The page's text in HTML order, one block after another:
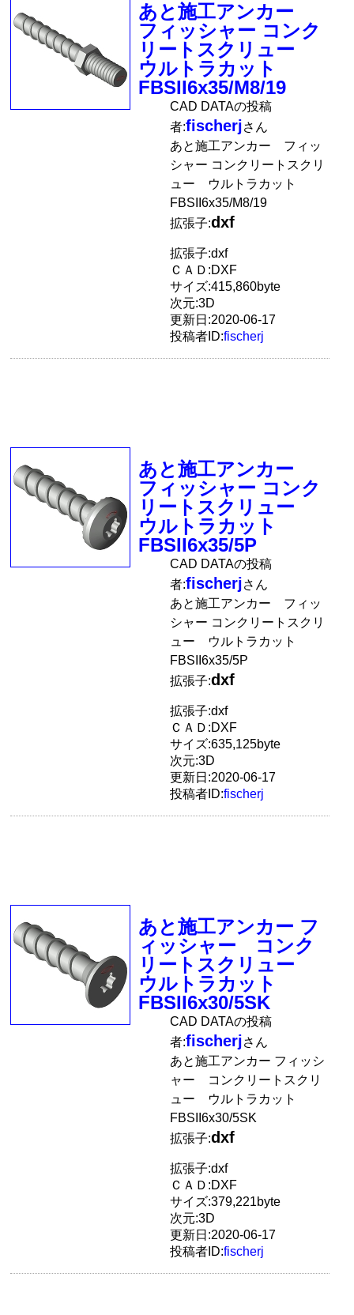
あと施工アンカー
フィッシャー コンク
リートスクリュー
ウルトラカット
FBSII6x35/M8/19
CAD DATAの投稿
者:fischerjさん
あと施工アンカー フィッ
シャー コンクリートスクリ
ュー ウルトラカット
FBSII6x35/M8/19
拡張子:dxf
拡張子:dxf
ＣＡＤ:DXF
サイズ:415,860byte
次元:3D
更新日:2020-06-17
投稿者ID:fischerj
あと施工アンカー
フィッシャー コンク
リートスクリュー
ウルトラカット
FBSII6x35/5P
CAD DATAの投稿
者:fischerjさん
あと施工アンカー フィッ
シャー コンクリートスクリ
ュー ウルトラカット
FBSII6x35/5P
拡張子:dxf
拡張子:dxf
ＣＡＤ:DXF
サイズ:635,125byte
次元:3D
更新日:2020-06-17
投稿者ID:fischerj
あと施工アンカー フ
ィッシャー コンク
リートスクリュー
ウルトラカット
FBSII6x30/5SK
CAD DATAの投稿
者:fischerjさん
あと施工アンカー フィッシ
ャー コンクリートスクリ
ュー ウルトラカット
FBSII6x30/5SK
拡張子:dxf
拡張子:dxf
ＣＡＤ:DXF
サイズ:379,221byte
次元:3D
更新日:2020-06-17
投稿者ID:fischerj